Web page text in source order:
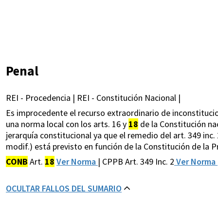
Penal
REI - Procedencia | REI - Constitución Nacional |
Es improcedente el recurso extraordinario de
una norma local con los arts. 16 y 18 de la Constitución
jerarquía constitucional ya que el remedio del art. 349
modif.) está previsto en función de la Constitución de la
CONB Art. 18 Ver Norma | CPPB Art. 349 Inc. 2 Ver Norma
OCULTAR FALLOS DEL SUMARIO